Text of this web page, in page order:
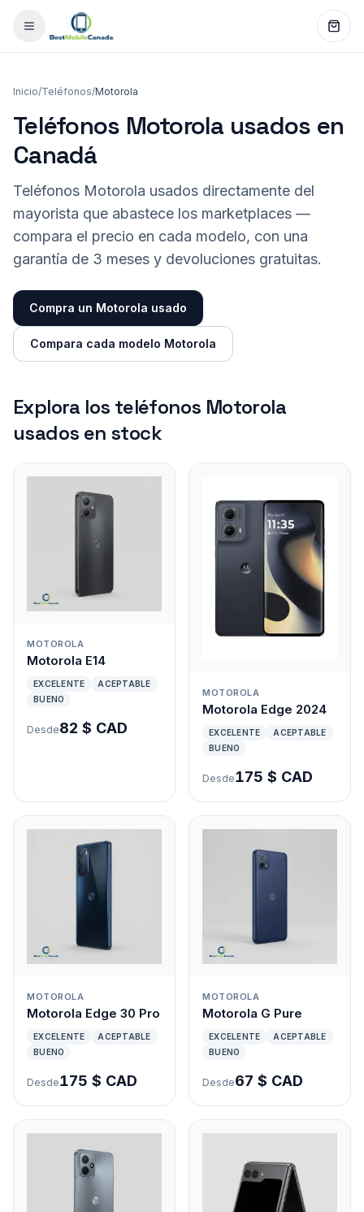
Inicio/Teléfonos/Motorola
Teléfonos Motorola usados en
Canadá
Teléfonos Motorola usados directamente del
mayorista que abastece los marketplaces —
compara el precio en cada modelo, con una
garantía de 3 meses y devoluciones gratuitas.
Compra un Motorola usado
Compara cada modelo Motorola
Explora los teléfonos Motorola
usados en stock
MOTOROLA
Motorola E14
EXCELENTE
ACEPTABLE
BUENO
Desde82 $ CAD
MOTOROLA
Motorola Edge 2024
EXCELENTE
ACEPTABLE
BUENO
Desde175 $ CAD
MOTOROLA
Motorola Edge 30 Pro
EXCELENTE
ACEPTABLE
BUENO
Desde175 $ CAD
MOTOROLA
Motorola G Pure
EXCELENTE
ACEPTABLE
BUENO
Desde67 $ CAD